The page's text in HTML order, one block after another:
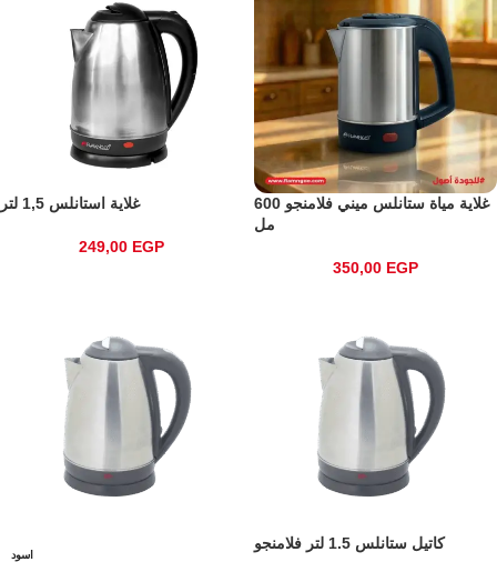
غلاية استانلس 1,5 لتر
249,00 EGP
غلاية مياة ستانلس ميني فلامنجو 600
مل
350,00 EGP
اسود
كاتيل ستانلس 1.5 لتر فلامنجو